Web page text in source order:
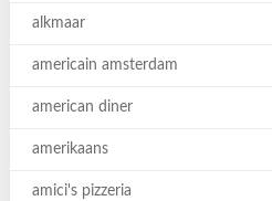
alkmaar
americain amsterdam
american diner
amerikaans
amici's pizzeria